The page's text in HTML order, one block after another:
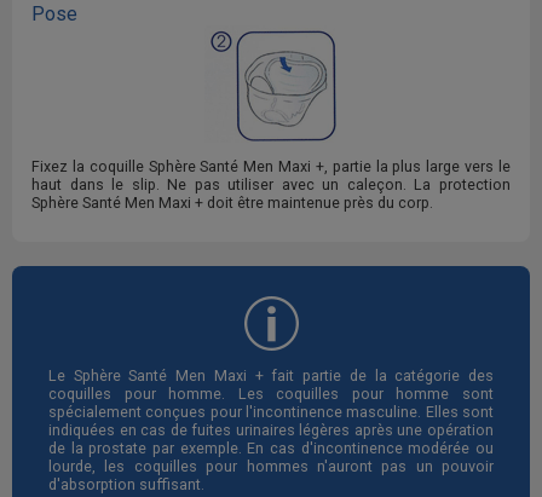
Pose
Fixez la coquille Sphère Santé Men Maxi +, partie la plus large vers le
haut dans le slip. Ne pas utiliser avec un caleçon. La protection
Sphère Santé Men Maxi + doit être maintenue près du corp.
Le Sphère Santé Men Maxi + fait partie de la catégorie des
coquilles pour homme. Les coquilles pour homme sont
spécialement conçues pour l'incontinence masculine. Elles sont
indiquées en cas de fuites urinaires légères après une opération
de la prostate par exemple. En cas d'incontinence modérée ou
lourde, les coquilles pour hommes n'auront pas un pouvoir
d'absorption suffisant.